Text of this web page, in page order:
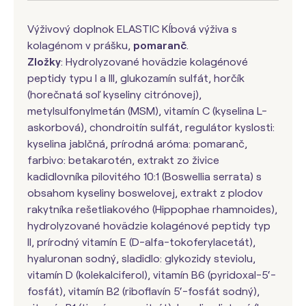
Výživový doplnok ELASTIC Kĺbová výživa s
kolagénom v prášku, pomaranč.
Zložky: Hydrolyzované hovädzie kolagénové
peptidy typu I a III, glukozamín sulfát, horčík
(horečnatá soľ kyseliny citrónovej),
metylsulfonylmetán (MSM), vitamín C (kyselina L-
askorbová), chondroitín sulfát, regulátor kyslosti:
kyselina jablčná, prírodná aróma: pomaranč,
farbivo: betakarotén, extrakt zo živice
kadidlovníka pilovitého 10:1 (Boswellia serrata) s
obsahom kyseliny boswelovej, extrakt z plodov
rakytníka rešetliakového (Hippophae rhamnoides),
hydrolyzované hovädzie kolagénové peptidy typ
II, prírodný vitamín E (D-alfa-tokoferylacetát),
hyaluronan sodný, sladidlo: glykozidy steviolu,
vitamín D (kolekalciferol), vitamín B6 (pyridoxal-5‘-
fosfát), vitamín B2 (riboflavín 5‘-fosfát sodný),